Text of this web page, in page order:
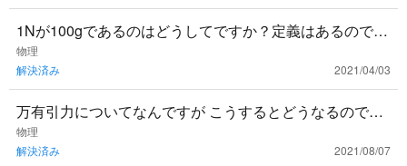
1Nが100gであるのはどうしてですか？定義はあるのです
か？
物理
解決済み
2021/04/03
万有引力についてなんですが こうするとどうなるのです
か？ (質量mの小球が距離Rで質量Mの物体から受ける時
です) $$
物理
解決済み
2021/08/07